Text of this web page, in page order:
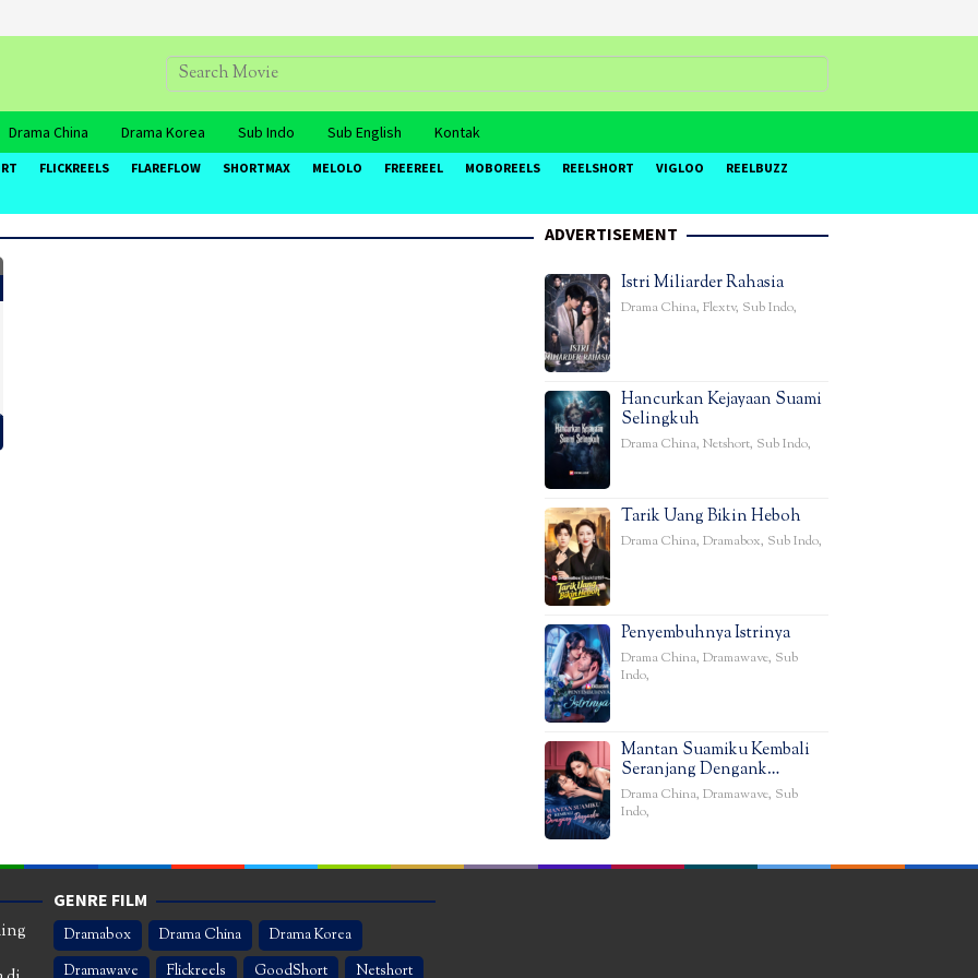
Drama China Drama Korea Sub Indo Sub English Kontak
FLICKREELS FLAREFLOW SHORTMAX MELOLO FREEREEL MOBOREELS REELSHORT VIGLOO
REELBUZZ
ADVERTISEMENT
Istri Miliarder Rahasia
Drama China, Flextv, Sub Indo,
Hancurkan Kejayaan Suami
Selingkuh
Drama China, Netshort, Sub Indo,
Tarik Uang Bikin Heboh
Drama China, Dramabox, Sub Indo,
Penyembuhnya Istrinya
Drama China, Dramawave, Sub
Indo,
Mantan Suamiku Kembali
Seranjang Dengank…
Drama China, Dramawave, Sub
Indo,
GENRE FILM
Dramabox Drama China
Drama Korea
Dramawave
Flickreels GoodShort Netshort